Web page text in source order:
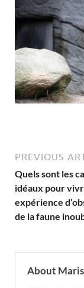
PREVIOUS
Quels sont les
idéaux pour
expérience
de la faune
About